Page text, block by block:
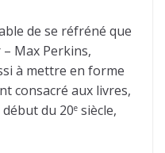
de se réfréné que
Max Perkins,
à mettre en forme
consacré aux livres,
du 20e siècle,